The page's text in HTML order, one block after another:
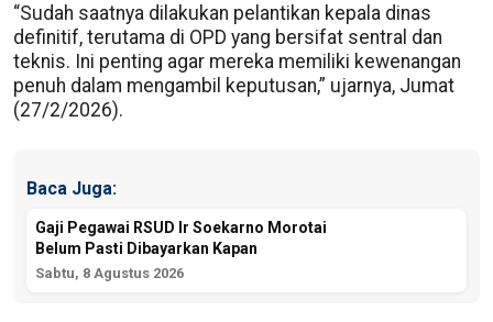
“Sudah saatnya dilakukan pelantikan kepala dinas
definitif, terutama di OPD yang bersifat sentral dan
teknis. Ini penting agar mereka memiliki kewenangan
penuh dalam mengambil keputusan,” ujarnya, Jumat
(27/2/2026).
Baca Juga:
Gaji Pegawai RSUD Ir Soekarno Morotai
Belum Pasti Dibayarkan Kapan
Sabtu, 8 Agustus 2026